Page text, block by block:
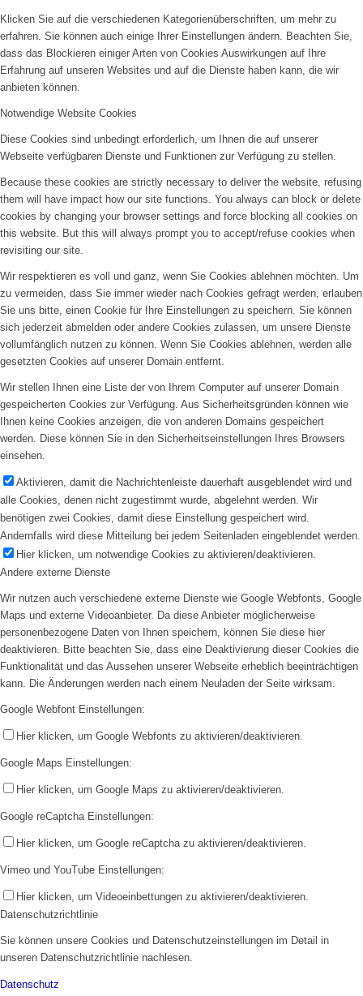
Klicken Sie auf die verschiedenen Kategorienüberschriften, um mehr zu
erfahren. Sie können auch einige Ihrer Einstellungen ändern. Beachten Sie,
dass das Blockieren einiger Arten von Cookies Auswirkungen auf Ihre
Erfahrung auf unseren Websites und auf die Dienste haben kann, die wir
anbieten können.
Notwendige Website Cookies
Diese Cookies sind unbedingt erforderlich, um Ihnen die auf unserer
Webseite verfügbaren Dienste und Funktionen zur Verfügung zu stellen.
Because these cookies are strictly necessary to deliver the website, refusing
them will have impact how our site functions. You always can block or delete
cookies by changing your browser settings and force blocking all cookies on
this website. But this will always prompt you to accept/refuse cookies when
revisiting our site.
Wir respektieren es voll und ganz, wenn Sie Cookies ablehnen möchten. Um
zu vermeiden, dass Sie immer wieder nach Cookies gefragt werden, erlauben
Sie uns bitte, einen Cookie für Ihre Einstellungen zu speichern. Sie können
sich jederzeit abmelden oder andere Cookies zulassen, um unsere Dienste
vollumfänglich nutzen zu können. Wenn Sie Cookies ablehnen, werden alle
gesetzten Cookies auf unserer Domain entfernt.
Wir stellen Ihnen eine Liste der von Ihrem Computer auf unserer Domain
gespeicherten Cookies zur Verfügung. Aus Sicherheitsgründen können wie
Ihnen keine Cookies anzeigen, die von anderen Domains gespeichert
werden. Diese können Sie in den Sicherheitseinstellungen Ihres Browsers
einsehen.
Aktivieren, damit die Nachrichtenleiste dauerhaft ausgeblendet wird und
alle Cookies, denen nicht zugestimmt wurde, abgelehnt werden. Wir
benötigen zwei Cookies, damit diese Einstellung gespeichert wird.
Andernfalls wird diese Mitteilung bei jedem Seitenladen eingeblendet werden.
Hier klicken, um notwendige Cookies zu aktivieren/deaktivieren.
Andere externe Dienste
Wir nutzen auch verschiedene externe Dienste wie Google Webfonts, Google
Maps und externe Videoanbieter. Da diese Anbieter möglicherweise
personenbezogene Daten von Ihnen speichern, können Sie diese hier
deaktivieren. Bitte beachten Sie, dass eine Deaktivierung dieser Cookies die
Funktionalität und das Aussehen unserer Webseite erheblich beeinträchtigen
kann. Die Änderungen werden nach einem Neuladen der Seite wirksam.
Google Webfont Einstellungen:
Hier klicken, um Google Webfonts zu aktivieren/deaktivieren.
Google Maps Einstellungen:
Hier klicken, um Google Maps zu aktivieren/deaktivieren.
Google reCaptcha Einstellungen:
Hier klicken, um Google reCaptcha zu aktivieren/deaktivieren.
Vimeo und YouTube Einstellungen:
Hier klicken, um Videoeinbettungen zu aktivieren/deaktivieren.
Datenschutzrichtlinie
Sie können unsere Cookies und Datenschutzeinstellungen im Detail in
unseren Datenschutzrichtlinie nachlesen.
Datenschutz